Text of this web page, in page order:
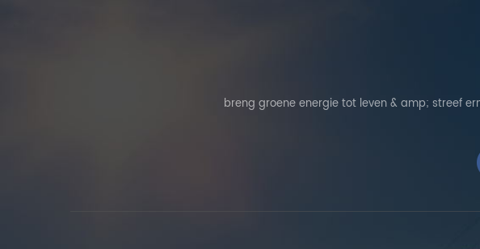
breng groene energie tot leven & amp; streef